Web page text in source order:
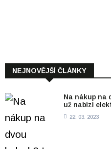
NEJNOVĚJŠÍ ČLÁNKY
Na nákup na
už nabízí
22. 03. 2023